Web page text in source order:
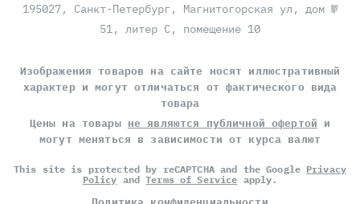
195027, Санкт-Петербург, Магнитогорская ул, дом №
51, литер С, помещение 10
Изображения товаров на сайте носят иллюстративный
характер и могут отличаться от фактического вида
товара
Цены на товары не являются публичной офертой и
могут меняться в зависимости от курса валют
This site is protected by reCAPTCHA and the Google Privacy
Policy andTerms of Service apply.